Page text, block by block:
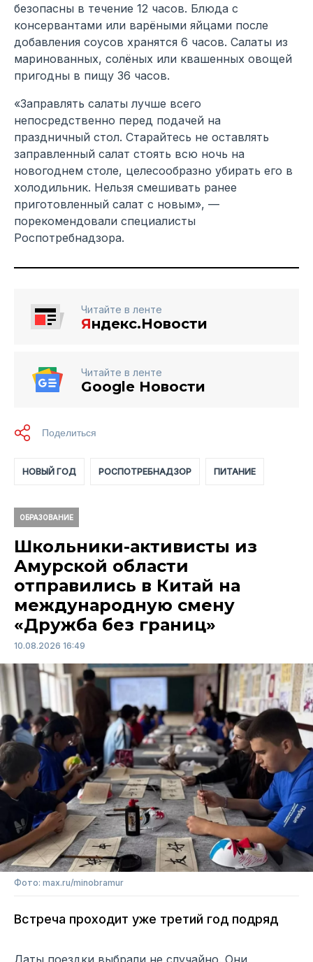
безопасны в течение 12 часов. Блюда с
консервантами или варёными яйцами после
добавления соусов хранятся 6 часов. Салаты из
маринованных, солёных или квашенных овощей
пригодны в пищу 36 часов.
«Заправлять салаты лучше всего
непосредственно перед подачей на
праздничный стол. Старайтесь не оставлять
заправленный салат стоять всю ночь на
новогоднем столе, целесообразно убирать его в
холодильник. Нельзя смешивать ранее
приготовленный салат с новым», —
порекомендовали специалисты
Роспотребнадзора.
Читайте в ленте
Яндекс.Новости
Читайте в ленте
Google Новости
НОВЫЙ ГОД РОСПОТРЕБНАДЗОР ПИТАНИЕ
ОБРАЗОВАНИЕ
Школьники-активисты из
Амурской области
отправились в Китай на
международную смену
«Дружба без границ»
10.08.2026 16:49
Фото: max.ru/minobramur
Встреча проходит уже третий год подряд